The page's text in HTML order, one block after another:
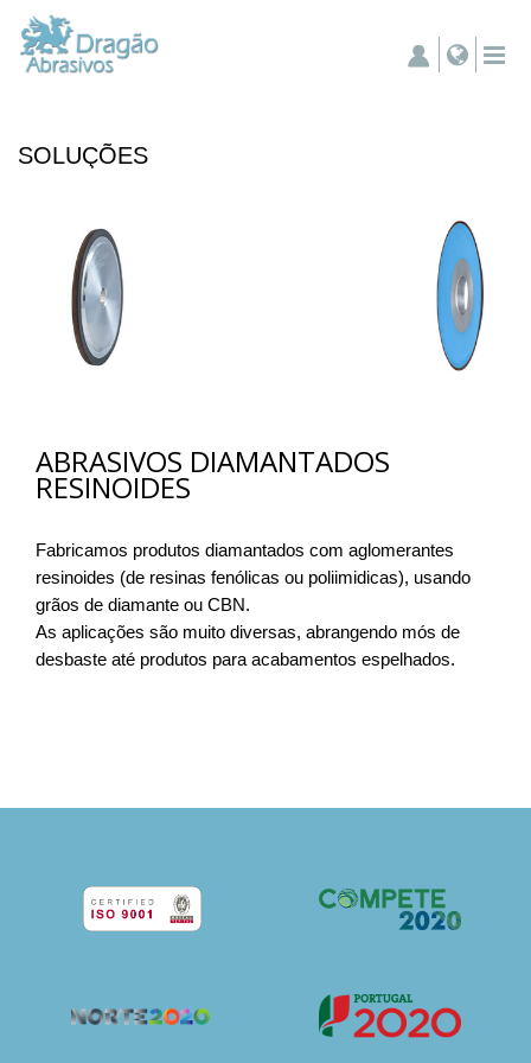
SOLUÇÕES
ABRASIVOS DIAMANTADOS
RESINOIDES
Fabricamos produtos diamantados com aglomerantes
resinoides (de resinas fenólicas ou poliimidicas), usando
grãos de diamante ou CBN.
As aplicações são muito diversas, abrangendo mós de
desbaste até produtos para acabamentos espelhados.